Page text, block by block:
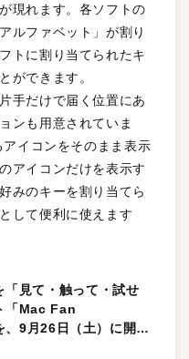
現れます。各ソフトの
ルファベット」が割り
トに割り当てられたキ
ができます。
手だけで届く位置にあ
ンも用意されていま
イコンをそのまま表示
アイコンだけを表示す
みのキーを割り当てら
して便利に使えます
「見て・触って・試せ
「Mac Fan
9月26日（土）に開催